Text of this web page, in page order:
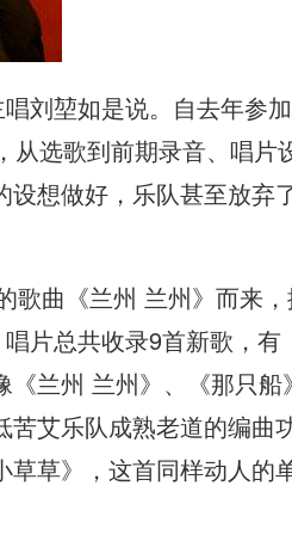
刘堃如是说。自去年参加
从选歌到前期录音、唱片
想做好，乐队甚至放弃
歌曲《兰州 兰州》而来
片总共收录9首新歌，有
兰州 兰州》、《那只船》
艾乐队成熟老道的编曲
草草》，这首同样动人的